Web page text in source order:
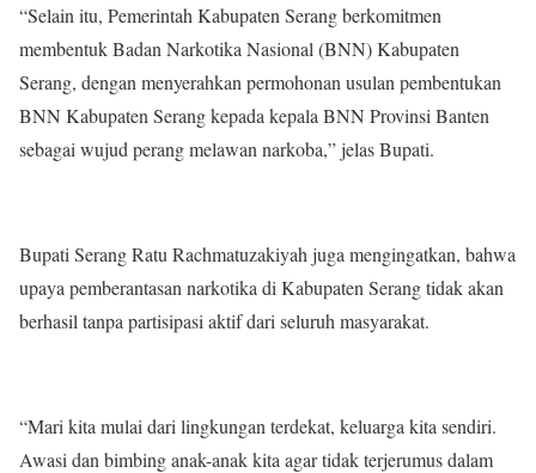
“Selain itu, Pemerintah Kabupaten Serang berkomitmen
membentuk Badan Narkotika Nasional (BNN) Kabupaten
Serang, dengan menyerahkan permohonan usulan pembentukan
BNN Kabupaten Serang kepada kepala BNN Provinsi Banten
sebagai wujud perang melawan narkoba,” jelas Bupati.
Bupati Serang Ratu Rachmatuzakiyah juga mengingatkan, bahwa
upaya pemberantasan narkotika di Kabupaten Serang tidak akan
berhasil tanpa partisipasi aktif dari seluruh masyarakat.
“Mari kita mulai dari lingkungan terdekat, keluarga kita sendiri.
Awasi dan bimbing anak-anak kita agar tidak terjerumus dalam